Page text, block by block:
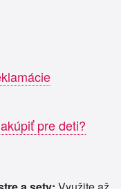
pre deti?